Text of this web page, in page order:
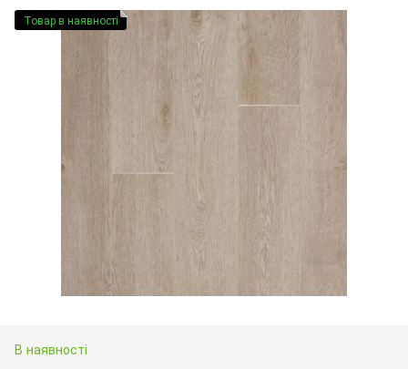
Товар в наявності
В наявності